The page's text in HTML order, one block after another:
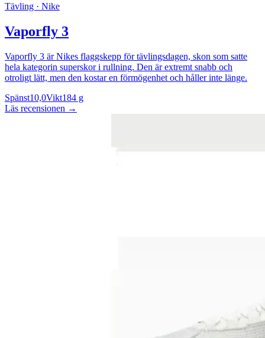
Tävling · Nike
Vaporfly 3
Vaporfly 3 är Nikes flaggskepp för tävlingsdagen, skon som satte
hela kategorin superskor i rullning. Den är extremt snabb och
otroligt lätt, men den kostar en förmögenhet och håller inte länge.
Spänst10,0Vikt184 g
Läs recensionen →